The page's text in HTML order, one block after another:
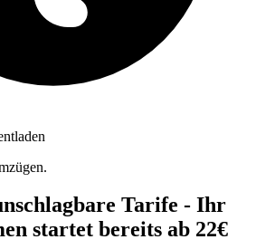
Tarife - Ihr
startet bereits ab 22€